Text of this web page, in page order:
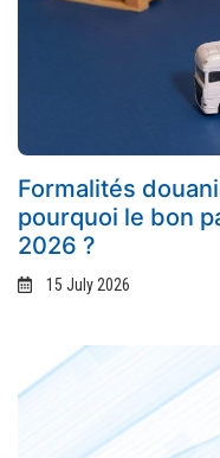
Formalités
pourquoi le bon
2026 ?
15 July 2026